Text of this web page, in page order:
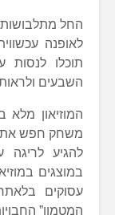
החל מתלבושות
לאופנה
תוכלו
השבעים
המוזיאון מלא
משחק חפש את
להגיע לריגה
במוצגים
עסוקים
המטמון”